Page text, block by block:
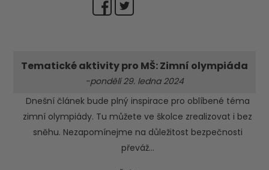
Tematické aktivity pro MŠ: Zimní olympiáda
-pondělí 29. ledna 2024
Dnešní článek bude plný inspirace pro oblíbené téma
zimní olympiády. Tu můžete ve školce zrealizovat i bez
sněhu. Nezapomínejme na důležitost bezpečnosti
převáž...